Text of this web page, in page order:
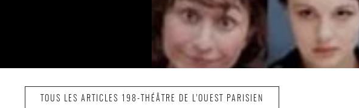
TOUS LES ARTICLES 198-THÉÂTRE DE L’OUEST PARISIEN